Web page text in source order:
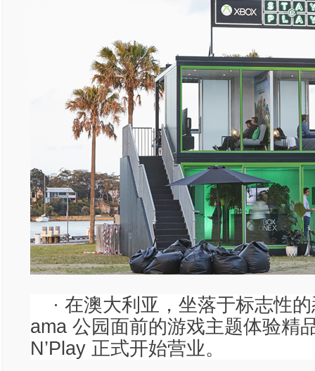
· 在澳大利亚，坐落于标志性
ama 公园面前的游戏主题体验精
N’Play 正式开始营业。